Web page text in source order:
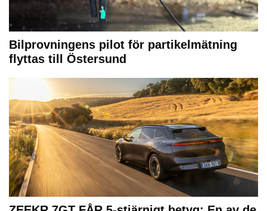
Bilprovningens pilot för partikelmätning
flyttas till Östersund